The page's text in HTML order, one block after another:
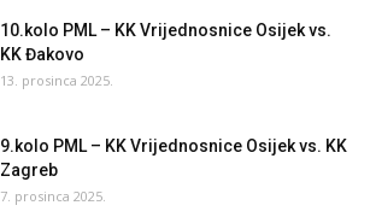
10.kolo PML – KK Vrijednosnice Osijek vs.
KK Đakovo
13. prosinca 2025.
9.kolo PML – KK Vrijednosnice Osijek vs. KK
Zagreb
7. prosinca 2025.